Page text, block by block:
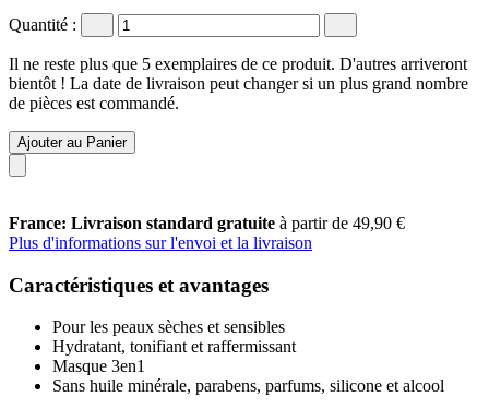
Quantité :
Il ne reste plus que 5 exemplaires de ce produit. D'autres arriveront
bientôt ! La date de livraison peut changer si un plus grand nombre
de pièces est commandé.
Ajouter au Panier
France: Livraison standard gratuite à partir de 49,90 €
Plus d'informations sur l'envoi et la livraison
Caractéristiques et avantages
Pour les peaux sèches et sensibles
Hydratant, tonifiant et raffermissant
Masque 3en1
Sans huile minérale, parabens, parfums, silicone et alcool